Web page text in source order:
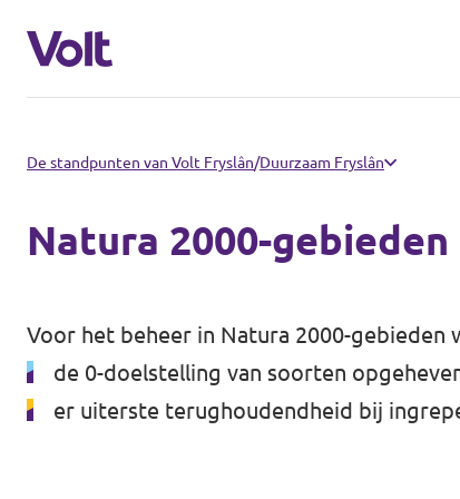
Kies een taal
Afdelingen dichtbij
Volt Groningen
Over Volt
Mensen
De standpunten van Volt Fryslân/Duurzaam Fryslân
Natura 2000-gebieden
Voor het beheer in Natura 2000-gebieden
de 0-doelstelling van soorten
er uiterste terughoudendheid bij